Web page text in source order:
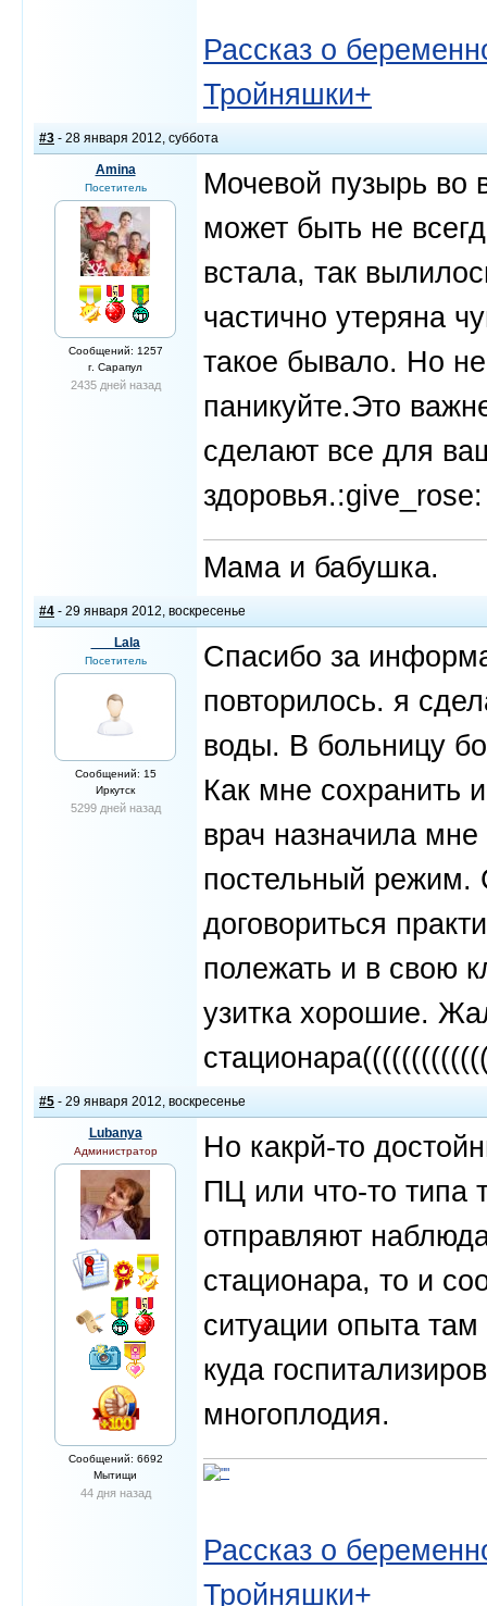
Рассказ о
Тройняшки+
#3 - 28 января 2012, суббота
Amina
Посетитель
Сообщений: 1257
г. Сарапул
2435 дней назад
Мочевой пузырь во
может быть не
встала, так
частично утеряна
такое бывало. Но
паникуйте.Это
сделают все для
здоровья.:give_rose:
Мама и бабушка.
#4 - 29 января 2012, воскресенье
___Lala
Посетитель
Сообщений: 15
Иркутск
5299 дней назад
Спасибо за
повторилось. я
воды. В больницу
Как мне сохранить
врач назначила
постельный режим.
договориться
полежать и в свою
узитка хорошие.
#5 - 29 января 2012, воскресенье
Lubanya
Администратор
Сообщений: 6692
Мытищи
44 дня назад
Но какрй-то
ПЦ или что-то типа
отправляют
стационара, то и
ситуации опыта
куда
многоплодия.
Рассказ о
Тройняшки+